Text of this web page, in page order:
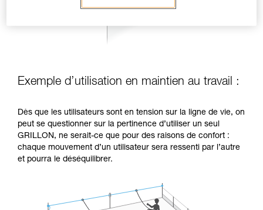
Exemple d’utilisation en maintien au travail :
Dès que les utilisateurs sont en tension sur la ligne de vie, on
peut se questionner sur la pertinence d’utiliser un seul
GRILLON, ne serait-ce que pour des raisons de confort :
chaque mouvement d’un utilisateur sera ressenti par l’autre
et pourra le déséquilibrer.